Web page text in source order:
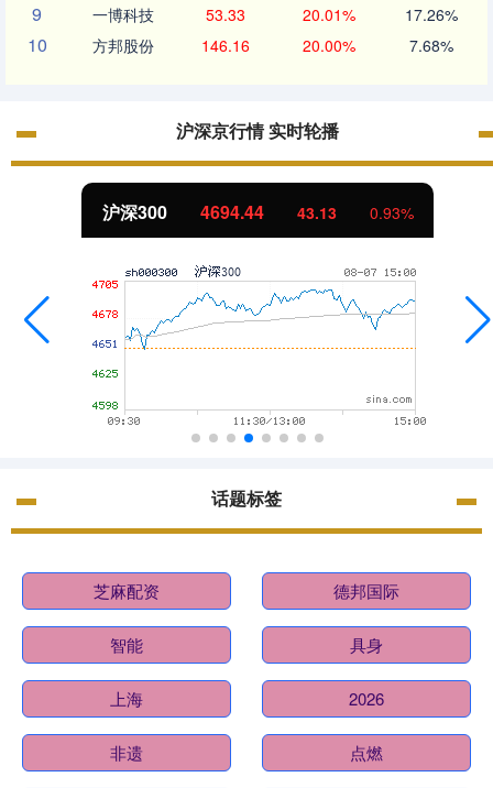
9 一博科技 53.33 20.01% 17.26%
10 方邦股份 146.16 20.00% 7.68%
沪深京行情 实时轮播
北证50 1134.24 11.37 1.01%
话题标签
芝麻配资 德邦国际
智能 具身
上海 2026
非遗 点燃